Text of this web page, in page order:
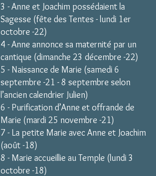
3 - Anne et Joachim possédaient la
Sagesse (fête des Tentes - lundi 1er
octobre -22)
4 - Anne annonce sa maternité par un
cantique (dimanche 23 décembre -22)
5 - Naissance de Marie (samedi 6
septembre -21 - 8 septembre selon
l’ancien calendrier Julien)
6 - Purification d’Anne et offrande de
Marie (mardi 25 novembre -21)
7 - La petite Marie avec Anne et Joachim
(août -18)
8 - Marie accueillie au Temple (lundi 3
octobre -18)